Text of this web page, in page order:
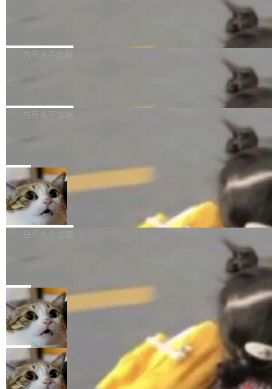
自研的多个文生3D和...
整性保护。效果是：吞吐量提升 41%，每 token
让语音识别不再只是听清，而是真正听懂。通过
w 不要求标准普通话，方言识别覆盖粤语、吴语
新和少量网页兼容性修复版本。 Changes/fixe
容提供的字体时出现的几个问题 为避免音频加
质的最低采样率）的音频格式将被拒绝 修复了 C
SS 圆角虚线样式中可能存在的问题 如果表单中
的图像元素不在同一个子树中，则它们将不再关
联 加...
白开水不加糖
发布的 Release Notes，他利用 AI 工具（如 Co
最强的若干项。对于尚未正式发版的 PG 19，则
通过拉取过去一年内（从 PG 18 Beta1 时间点
至今）的所有 commit，同样交由 AI 分析提炼。
经过人工复核，准确度令人满意。这一方法也为
社区爱好者提供了高效跟踪新版本的思路。
白开水不加糖
维护工作一直与我的日常工作、家务、社交生活
和休闲娱乐竞争时间。" 这是 libexpat 维护者 S
ebastian Pipping 写在博客里的话。8 月 4 日，
他宣布了一个新消息：从 2026 年 8 月 1 日起，
他可以全职维护 libexpat 了，最长 6 个月。发
库之一。你的操作系统、浏览器、无数的基础设
施软件，很可能都在用它。而过去十年，维护它
的人一直在用业余...
局
Firefox 153.0.3 发布
Firefox 153.0.3 现已发布，具体更新内容如
下： New Smart Window 包含多项增强功能：
gi?id=2019042">Bug&nbsp;2019042</a>）</l
i> <li>现在，助手可以直接使用 Exa 的网络搜索
结果回答问题，而无需将问题转交给搜索引擎。
（<a href="https://bugzilla.mozilla.org/show_
bug.cgi?id=204...
白开水不加糖
的 npm 包。项目的核心论点是：容器不适合 Ag
ent 计算。真正适合的，是 Isolate。 Cloudflare
工程师在这件事上没什么可谦虚的——他们用 W
orkers 跑了十年 Isolate。用 CEO Matthew Pri
nce 的话说：「我们一生都在用 Isolate 运行代
码，而 AI Agent 不需要容器，它们需要的是 Iso
late。」 容器为什么不合适 容器的问题在于启动
局
OpenAI 公开邮件和聊天记录回应苹果
诉讼，称“Apple is getting this wron
g”
上个月，苹果一纸诉状把 OpenAI 告上法庭，指
控其挖角苹果前员工并窃取商业秘密。苹果的诉
状把 OpenAI 描述成一个系统性地从前东家挖
人、套取机密信息的对手。 OpenAI 没发律师
局
HUAWEI MatePad Edge上架WorkBu